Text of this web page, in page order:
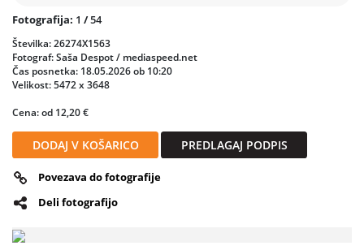
Fotografija: 1 /54
Številka: 26274X1563
Fotograf: Saša Despot / mediaspeed.net
Čas posnetka: 18.05.2026 ob 10:20
Velikost: 5472 x 3648
Cena: od 12,20 €
DODAJ V KOŠARICO PREDLAGAJ PODPIS
Povezava do fotografije
Deli fotografijo